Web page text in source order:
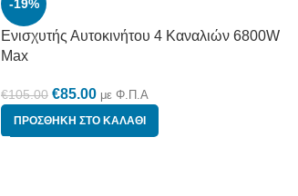
-19%
Ενισχυτής Αυτοκινήτου 4 Καναλιών 6800W
Max
€105.00 €85.00 με Φ.Π.Α
ΠΡΟΣΘΉΚΗ ΣΤΟ ΚΑΛΆΘΙ